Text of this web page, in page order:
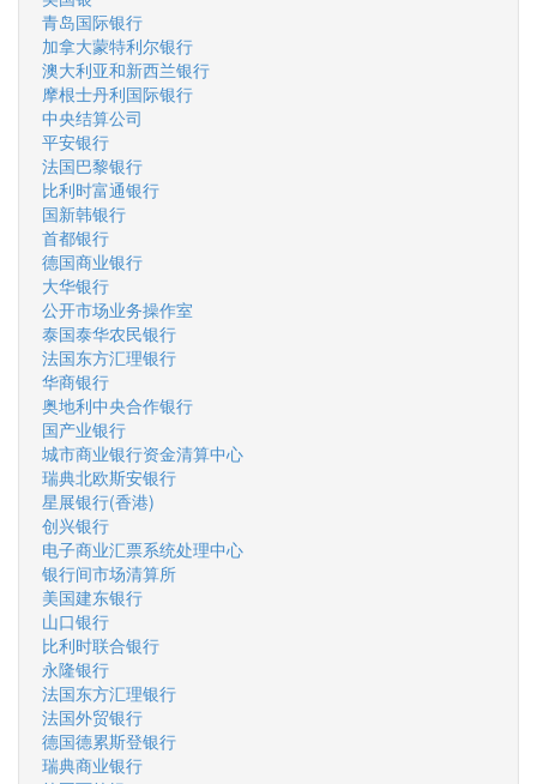
青岛国际银行
加拿大蒙特利尔银行
澳大利亚和新西兰银行
摩根士丹利国际银行
中央结算公司
平安银行
法国巴黎银行
比利时富通银行
国新韩银行
首都银行
德国商业银行
大华银行
公开市场业务操作室
泰国泰华农民银行
法国东方汇理银行
华商银行
奥地利中央合作银行
国产业银行
城市商业银行资金清算中心
瑞典北欧斯安银行
星展银行(香港)
创兴银行
电子商业汇票系统处理中心
银行间市场清算所
美国建东银行
山口银行
比利时联合银行
永隆银行
法国东方汇理银行
法国外贸银行
德国德累斯登银行
瑞典商业银行